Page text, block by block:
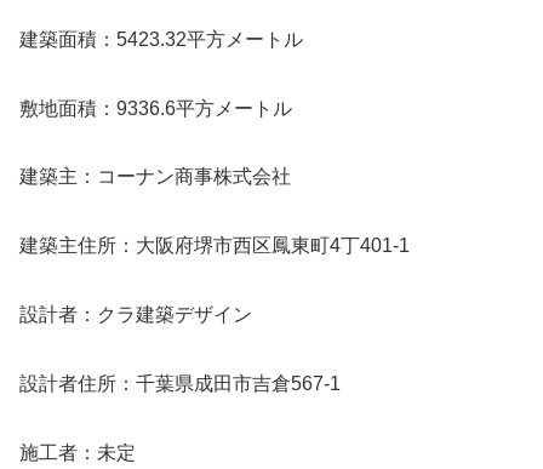
建築面積：5423.32平方メートル
敷地面積：9336.6平方メートル
建築主：コーナン商事株式会社
建築主住所：大阪府堺市西区鳳東町4丁401-1
設計者：クラ建築デザイン
設計者住所：千葉県成田市吉倉567-1
施工者：未定